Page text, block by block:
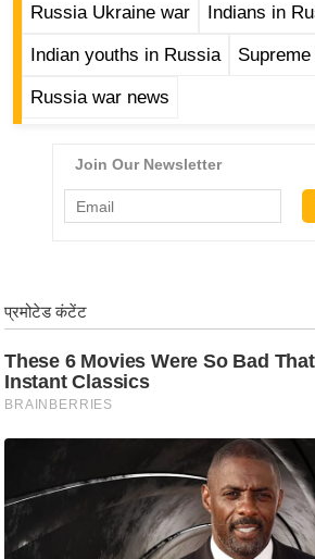
n
N
स्टा
ल
टे
जी
टी
Russia Ukraine war Indians in
Indian youths in Russia
Russia war news